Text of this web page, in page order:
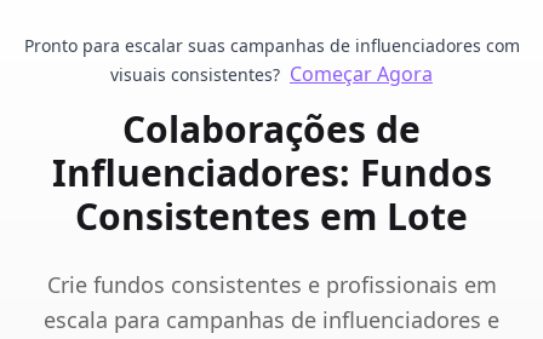
Pronto para escalar suas campanhas de influenciadores com
visuais consistentes? Começar Agora
Colaborações de
Influenciadores: Fundos
Consistentes em Lote
Crie fundos consistentes e profissionais em
escala para campanhas de influenciadores e